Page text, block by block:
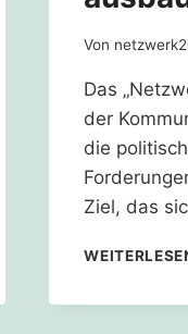
Von
Das
der
die
Ziel, das